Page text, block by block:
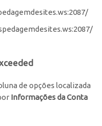
de opções localizada
Informações da Conta